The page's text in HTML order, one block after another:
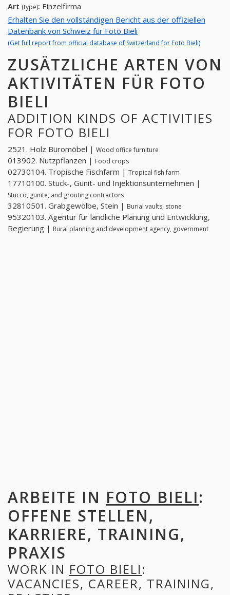
Art (type): Einzelfirma
Erhalten Sie den vollständigen Bericht aus der offiziellen
Datenbank von Schweiz für Foto Bieli
(Get full report from official database of Switzerland for Foto Bieli)
ZUSÄTZLICHE ARTEN VON
AKTIVITÄTEN FÜR FOTO
BIELI
ADDITION KINDS OF ACTIVITIES
FOR FOTO BIELI
2521. Holz Büromöbel | Wood office furniture
013902. Nutzpflanzen | Food crops
02730104. Tropische Fischfarm | Tropical fish farm
17710100. Stuck-, Gunit- und Injektionsunternehmen |
Stucco, gunite, and grouting contractors
32810501. Grabgewölbe, Stein | Burial vaults, stone
95320103. Agentur für ländliche Planung und Entwicklung,
Regierung | Rural planning and development agency, government
ARBEITE IN FOTO BIELI:
OFFENE STELLEN,
KARRIERE, TRAINING,
PRAXIS
WORK IN FOTO BIELI:
VACANCIES, CAREER, TRAINING,